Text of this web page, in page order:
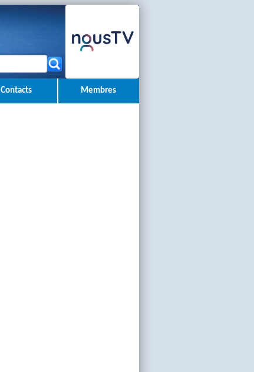
Contacts Membres